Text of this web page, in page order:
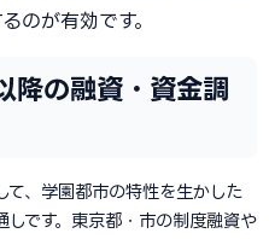
のが有効です。
の融資・資金調
て、学園都市の特性を生かした
です。東京都・市の制度融資や